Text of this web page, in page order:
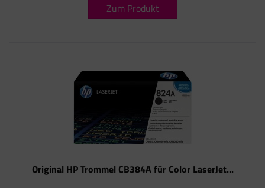
Zum Produkt
Original HP Trommel CB384A für Color LaserJet...